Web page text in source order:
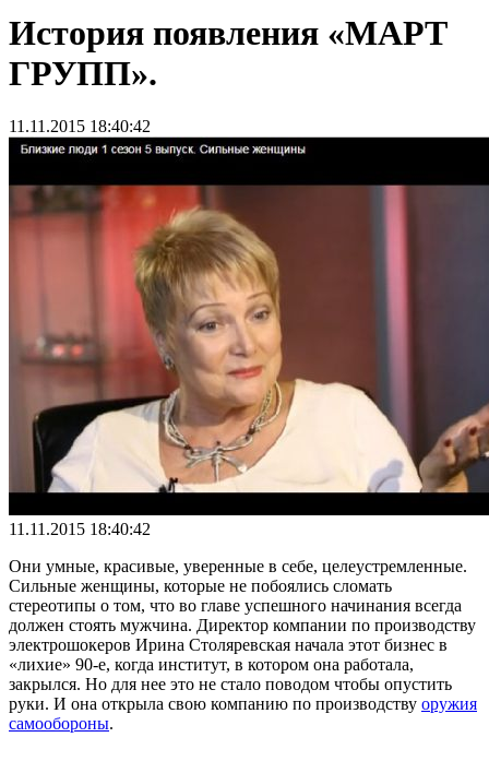
История появления «МАРТ
ГРУПП».
11.11.2015 18:40:42
11.11.2015 18:40:42
Они умные, красивые, уверенные в себе, целеустремленные.
Сильные женщины, которые не побоялись сломать
стереотипы о том, что во главе успешного начинания всегда
должен стоять мужчина. Директор компании по производству
электрошокеров Ирина Столяревская начала этот бизнес в
«лихие» 90-е, когда институт, в котором она работала,
закрылся. Но для нее это не стало поводом чтобы опустить
руки. И она открыла свою компанию по производству оружия
самообороны.